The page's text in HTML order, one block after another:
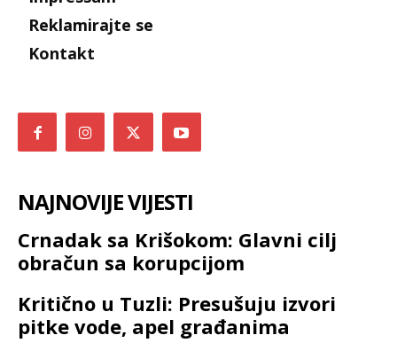
Reklamirajte se
Kontakt
NAJNOVIJE VIJESTI
Crnadak sa Krišokom: Glavni cilj
obračun sa korupcijom
Kritično u Tuzli: Presušuju izvori
pitke vode, apel građanima